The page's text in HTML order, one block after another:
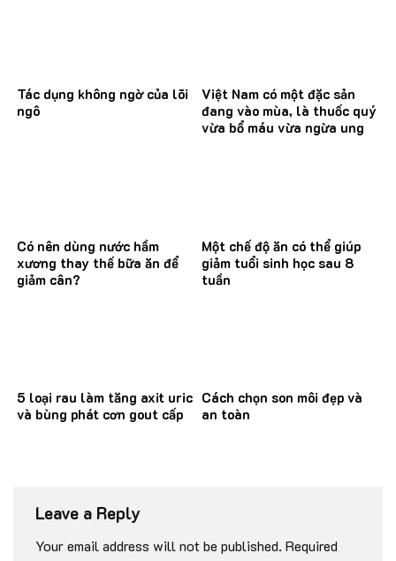
Tác dụng không ngờ của lõi
ngô
Việt Nam có một đặc sản
đang vào mùa, là thuốc quý
vừa bổ máu vừa ngừa ung
Có nên dùng nước hầm
xương thay thế bữa ăn để
giảm cân?
Một chế độ ăn có thể giúp
giảm tuổi sinh học sau 8
tuần
5 loại rau làm tăng axit uric
và bùng phát cơn gout cấp
Cách chọn son môi đẹp và
an toàn
Leave a Reply
Your email address will not be published. Required